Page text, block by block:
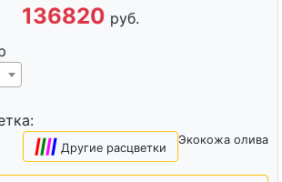
136820 руб.
Экокожа олива
|||| Другие расцветки